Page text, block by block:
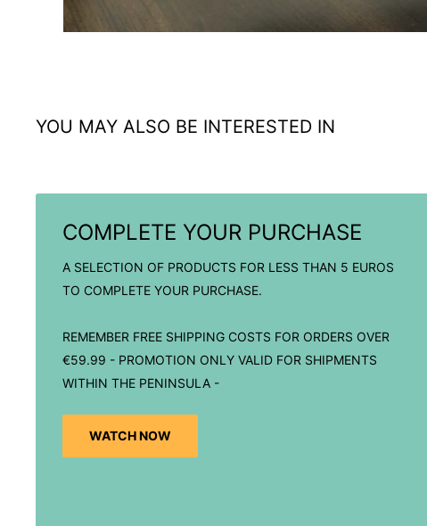
YOU MAY ALSO BE INTERESTED IN
COMPLETE YOUR PURCHASE
A SELECTION OF PRODUCTS FOR LESS THAN 5 EUROS
TO COMPLETE YOUR PURCHASE.
REMEMBER FREE SHIPPING COSTS FOR ORDERS OVER
€59.99 - PROMOTION ONLY VALID FOR SHIPMENTS
WITHIN THE PENINSULA -
WATCH NOW